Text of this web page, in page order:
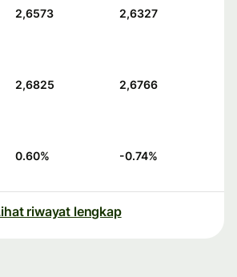
2,6573 2,6327
2,6825 2,6766
0.60% -0.74%
riwayat lengkap